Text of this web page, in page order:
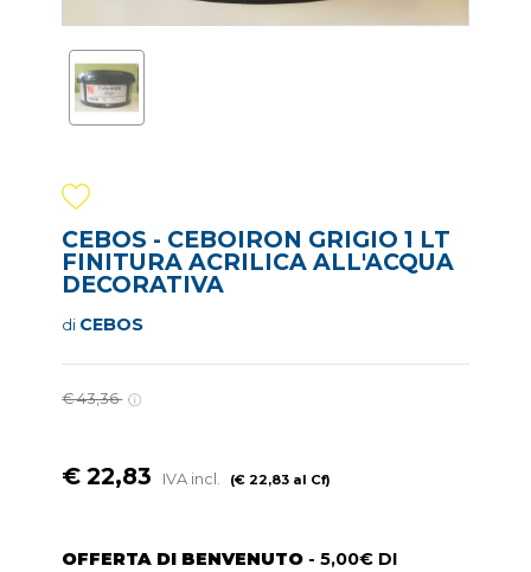
CEBOS - CEBOIRON GRIGIO 1 LT
FINITURA ACRILICA ALL'ACQUA
DECORATIVA
di CEBOS
€ 43,36
€ 22,83 IVA incl. (€ 22,83 al Cf)
OFFERTA DI BENVENUTO - 5,00€ DI